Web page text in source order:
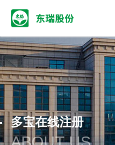
多宝在线注册